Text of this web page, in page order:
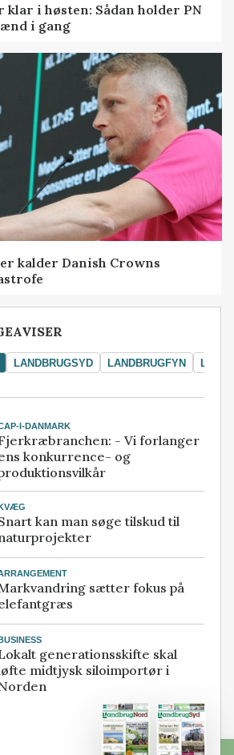
klar i høsten: Sådan holder PN
i gang
kalder Danish Crowns
LANDBRUGSYD LANDBRUGFYN
I-DANMARK
- Vi forlanger
konkurrence- og
kan man søge tilskud til
sætter fokus på
generationsskifte skal
midtjysk siloimportør i